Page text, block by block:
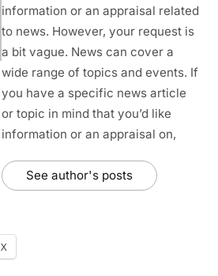
information or an appraisal related
to news. However, your request is
a bit vague. News can cover a
wide range of topics and events. If
you have a specific news article
or topic in mind that you’d like
information or an appraisal on,
See author's posts
X